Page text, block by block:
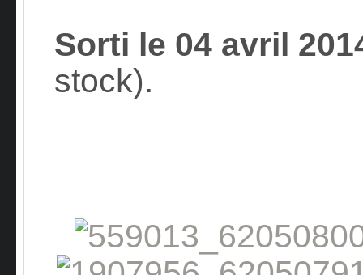
Sorti le 04 avril
stock).